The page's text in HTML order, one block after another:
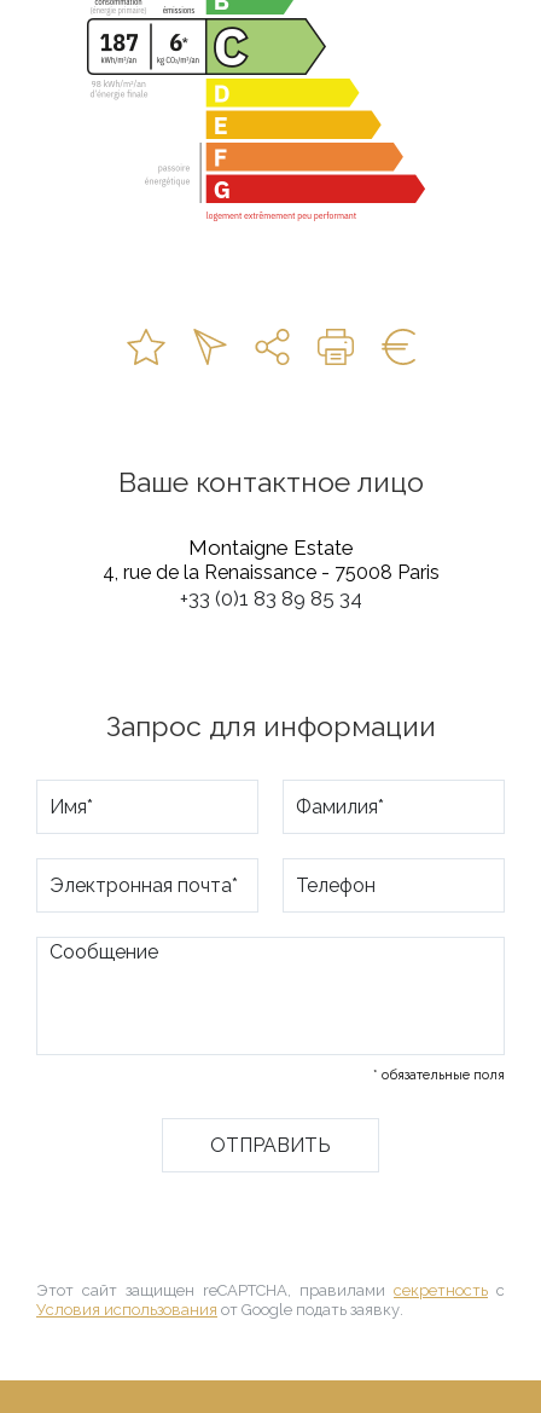
Ваше контактное лицо
Montaigne Estate
4, rue de la Renaissance - 75008 Paris
+33 (0)1 83 89 85 34
Запрос для информации
* обязательные поля
Этот сайт защищен reCAPTCHA, правилами секретность с
Условия использования от Google подать заявку.